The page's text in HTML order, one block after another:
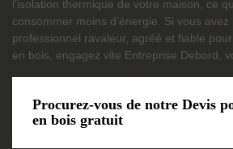
l’isolation thermique de votre maison, ce
consommer moins d’énergie. Si vous avez
professionnel ravaleur, agréé et fiable
en bois, engagez vite Entreprise Debord,
Procurez-vous de notre Devis
en bois gratuit